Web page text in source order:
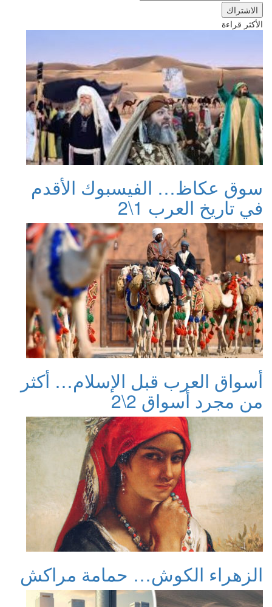
الأكثر قراءة
سوق عكاظ… الفيسبوك الأقدم
في تاريخ العرب 1\2
أسواق العرب قبل الإسلام… أكثر
من مجرد أسواق 2\2
الزهراء الكوش… حمامة مراكش